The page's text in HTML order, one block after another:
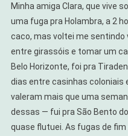
Minha amiga Clara, que vive
uma fuga pra Holambra, a 2
caco, mas voltei me sentindo
entre girassóis e tomar um
Belo Horizonte, foi pra
dias entre casinhas
valeram mais que uma
dessas — fui pra São Bento
quase flutuei. As fugas de